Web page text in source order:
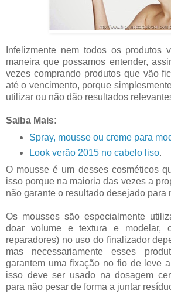
Infelizmente nem todos os produtos
maneira que possamos entender,
vezes comprando produtos que vão
até o vencimento, porque
utilizar ou não dão resultados
Saiba Mais:
Spray, mousse ou creme para
Look verão 2015 no cabelo liso.
O mousse é um desses cosméticos
isso porque na maioria das vezes a
não garante o resultado desejado para
Os mousses são especialmente
doar volume e textura e modelar,
reparadores) no uso do finalizador
mas necessariamente esses
garantem uma fixação no fio de leve
isso deve ser usado na dosagem
para não pesar de forma a juntar